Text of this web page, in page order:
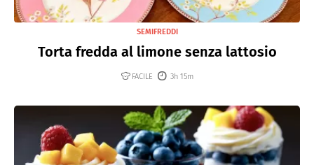
SEMIFREDDI
Torta fredda al limone senza lattosio
FACILE 3h 15m